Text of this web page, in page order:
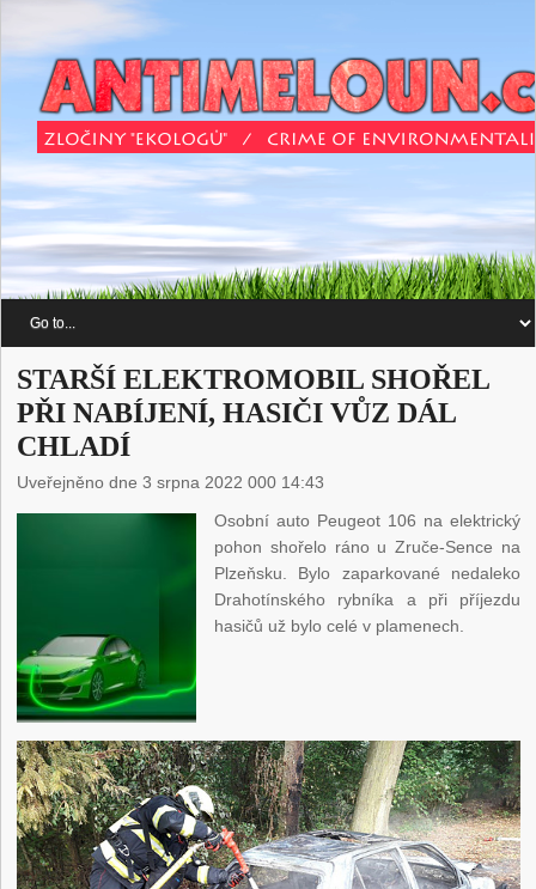
STARŠÍ ELEKTROMOBIL SHOŘEL
PŘI NABÍJENÍ, HASIČI VŮZ DÁL
CHLADÍ
Uveřejněno dne 3 srpna 2022 000 14:43
Osobní auto Peugeot 106 na elektrický
pohon shořelo ráno u Zruče-Sence na
Plzeňsku. Bylo zaparkované nedaleko
Drahotínského rybníka a při příjezdu
hasičů už bylo celé v plamenech.